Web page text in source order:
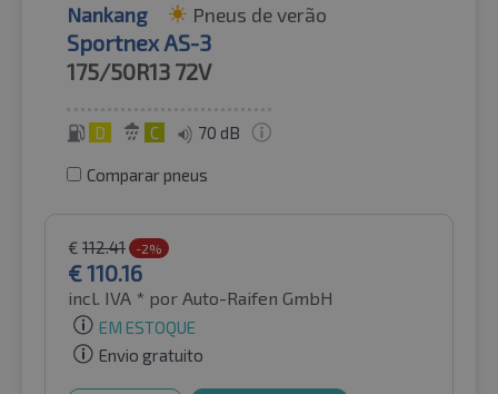
Nankang Pneus de verão
Sportnex AS-3
175/50R13 72V
D C 70 dB
Comparar pneus
€ 112.41 -2%
€110.16
incl. IVA * por Auto-Raifen GmbH
EM ESTOQUE
Envio gratuito